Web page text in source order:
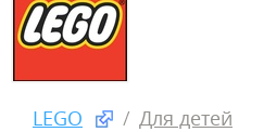
LEGO Для детей